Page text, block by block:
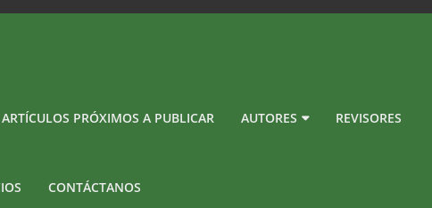
ARTÍCULOS PRÓXIMOS A PUBLICAR AUTORES REVISORES
CONTÁCTANOS